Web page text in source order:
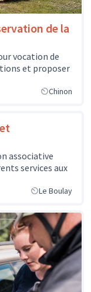
de la
vocation de
et proposer
Chinon
associative
services aux
Le Boulay